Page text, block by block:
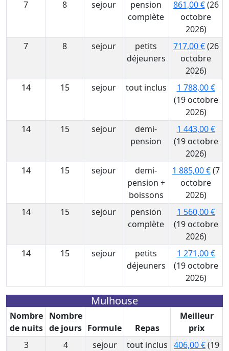
7
8 sejour
pension
complète
861,00 €(26
octobre
2026)
7
8 sejour
petits
déjeuners
717,00 €(26
octobre
2026)
14
15 sejour tout inclus
1 788,00 €
(19 octobre
2026)
14
15 sejour
demi-
pension
1 443,00 €
(19 octobre
2026)
14
15 sejour
demi-
pension +
boissons
1 885,00 €(7
octobre
2026)
14
15 sejour
pension
complète
1 560,00 €
(19 octobre
2026)
14
15 sejour
petits
déjeuners
1 271,00 €
(19 octobre
2026)
Mulhouse
Nombre
de nuits
Nombre
de jours Formule Repas
Meilleur
prix
3
4 sejour tout inclus 406,00 €(19